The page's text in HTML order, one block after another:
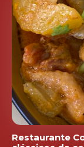
Restaurante